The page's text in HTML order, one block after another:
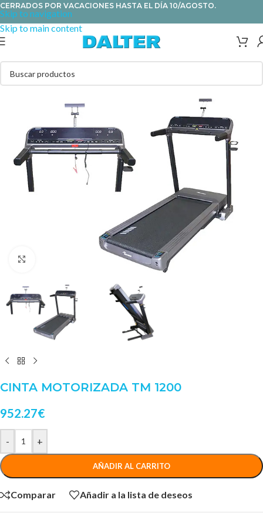
Skip to navigation
Skip to main content
CERRADOS POR VACACIONES HASTA EL DÍA 10/AGOSTO.
CINTA MOTORIZADA TM 1200
952.27€
- +
AÑADIR AL CARRITO
Comparar Añadir a la lista de deseos